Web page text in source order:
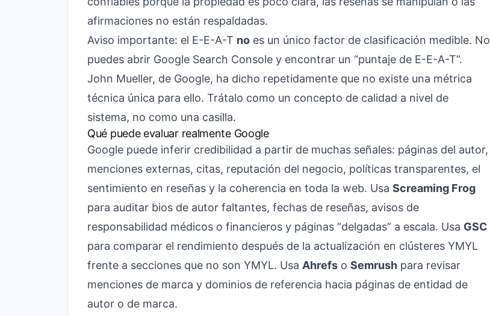
afirmaciones no están respaldadas.
Aviso importante: el E-E-A-T no es un único factor de clasificación medible. No
puedes abrir Google Search Console y encontrar un “puntaje de E-E-A-T”.
John Mueller, de Google, ha dicho repetidamente que no existe una métrica
técnica única para ello. Trátalo como un concepto de calidad a nivel de
sistema, no como una casilla.
Qué puede evaluar realmente Google
Google puede inferir credibilidad a partir de muchas señales: páginas del autor,
menciones externas, citas, reputación del negocio, políticas transparentes, el
sentimiento en reseñas y la coherencia en toda la web. Usa Screaming Frog
para auditar bios de autor faltantes, fechas de reseñas, avisos de
responsabilidad médicos o financieros y páginas “delgadas” a escala. Usa GSC
para comparar el rendimiento después de la actualización en clústeres YMYL
frente a secciones que no son YMYL. Usa Ahrefs o Semrush para revisar
menciones de marca y dominios de referencia hacia páginas de entidad de
autor o de marca.